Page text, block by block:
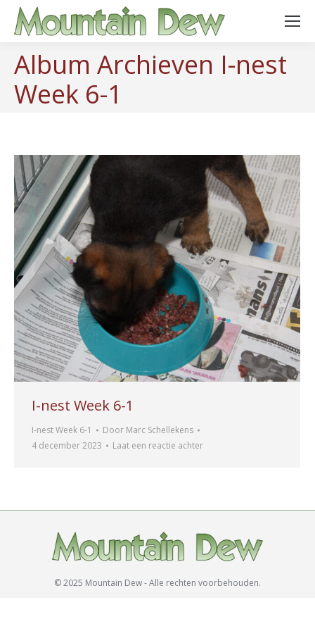
Album Archieven I-nest
Week 6-1
I-nest Week 6-1
I-nest Week 6-1 Door Marc Schellekens
4 december 2023
Laat een reactie achter
© 2025 Mountain Dew - Alle rechten voorbehouden.